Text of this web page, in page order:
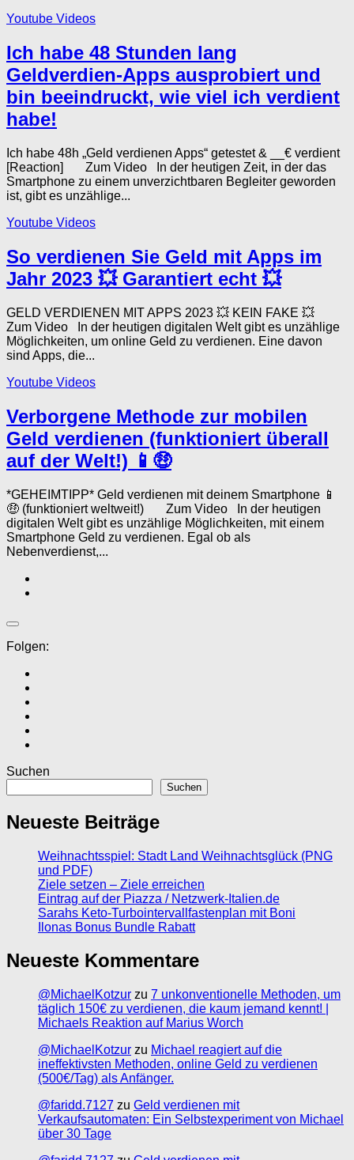
Youtube Videos
Ich habe 48 Stunden lang
Geldverdien-Apps ausprobiert und
bin beeindruckt, wie viel ich verdient
habe!
Ich habe 48h „Geld verdienen Apps“ getestet & __€ verdient
[Reaction] Zum Video In der heutigen Zeit, in der das
Smartphone zu einem unverzichtbaren Begleiter geworden
ist, gibt es unzählige...
Youtube Videos
So verdienen Sie Geld mit Apps im
Jahr 2023 💥 Garantiert echt 💥
GELD VERDIENEN MIT APPS 2023 💥 KEIN FAKE 💥
Zum Video In der heutigen digitalen Welt gibt es unzählige
Möglichkeiten, um online Geld zu verdienen. Eine davon
sind Apps, die...
Youtube Videos
Verborgene Methode zur mobilen
Geld verdienen (funktioniert überall
auf der Welt!) 📱🤑
*GEHEIMTIPP* Geld verdienen mit deinem Smartphone 📱
🤑 (funktioniert weltweit!) Zum Video In der heutigen
digitalen Welt gibt es unzählige Möglichkeiten, mit einem
Smartphone Geld zu verdienen. Egal ob als
Nebenverdienst,...
Folgen:
Suchen
Suchen
Neueste Beiträge
Weihnachtsspiel: Stadt Land Weihnachtsglück (PNG
und PDF)
Ziele setzen – Ziele erreichen
Eintrag auf der Piazza / Netzwerk-Italien.de
Sarahs Keto-Turbointervallfastenplan mit Boni
Ilonas Bonus Bundle Rabatt
Neueste Kommentare
@MichaelKotzur zu 7 unkonventionelle Methoden, um
täglich 150€ zu verdienen, die kaum jemand kennt! |
Michaels Reaktion auf Marius Worch
@MichaelKotzur zu Michael reagiert auf die
ineffektivsten Methoden, online Geld zu verdienen
(500€/Tag) als Anfänger.
@faridd.7127 zu Geld verdienen mit
Verkaufsautomaten: Ein Selbstexperiment von Michael
über 30 Tage